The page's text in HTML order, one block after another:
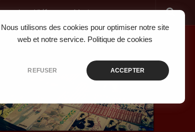
Nous utilisons des cookies pour optimiser notre site
web et notre service. Politique de cookies
REFUSER ACCEPTER
Jeux Vidéo Musique